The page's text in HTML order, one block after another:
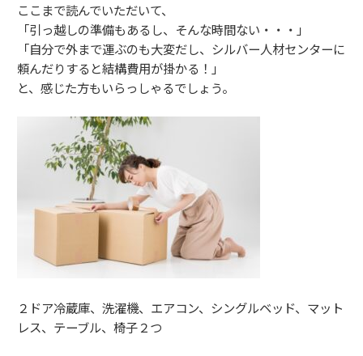
ここまで読んでいただいて、
「引っ越しの準備もあるし、そんな時間ない・・・」
「自分で外まで運ぶのも大変だし、シルバー人材センターに
頼んだりすると結構費用が掛かる！」
と、感じた方もいらっしゃるでしょう。
２ドア冷蔵庫、洗濯機、エアコン、シングルベッド、マット
レス、テーブル、椅子２つ